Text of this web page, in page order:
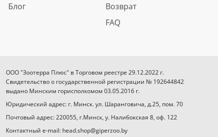
Блог
Возврат
FAQ
ООО "Зоотерра Плюс" в Торговом реестре 29.12.2022 г.
Свидетельство о государственной регистрации № 192644842
выдано Минским горисполкомом 03.05.2016 г.
Юридический адрес: г. Минск. ул. Шаранговича, д.25, пом. 70
Почтовый адрес: 220055, г.Минск, у. Налибокская 8, оф. 122
Контактный e-mail: head.shop@giperzoo.by